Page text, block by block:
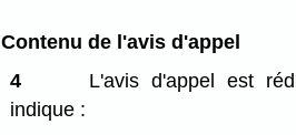
Contenu de l'avis d'appel
4
L'avis d'appel est
indique :